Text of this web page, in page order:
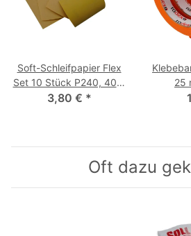
Soft-Schleifpapier Flex
Set 10 Stück P240, 400,
600, 800
3,80 € *
25
Oft dazu